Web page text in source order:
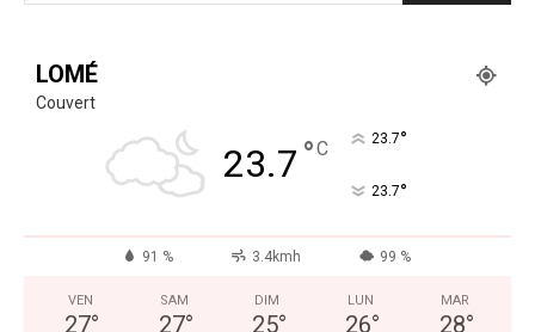
LOMÉ
Couvert
23.7 °C 23.7°
23.7°
91 % 3.4kmh 99 %
VEN
27°
SAM
27°
DIM
25°
LUN
26°
MAR
28°